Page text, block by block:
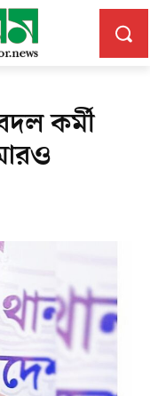
কর্মী